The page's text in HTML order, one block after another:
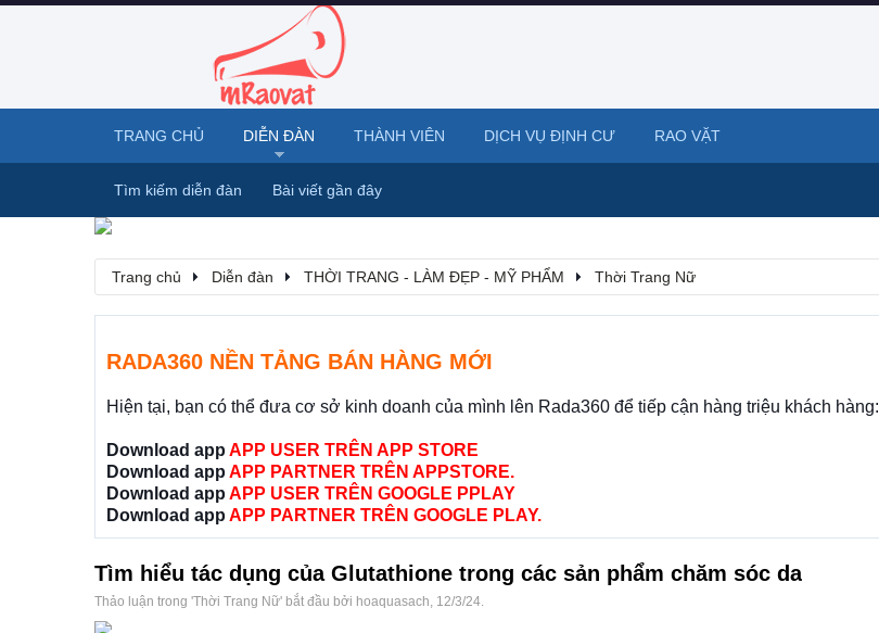
Trang chủ Diễn đàn THỜI TRANG - LÀM ĐẸP - MỸ PHẨM Thời Trang Nữ
RADA360 NỀN TẢNG BÁN HÀNG MỚI
Hiện tại, bạn có thể đưa cơ sở kinh doanh của mình lên Rada360 để tiếp cận hàng triệu khách hàng:
Download app APP USER TRÊN APP STORE
Download app APP PARTNER TRÊN APPSTORE.
Download app APP USER TRÊN GOOGLE PPLAY
Download app APP PARTNER TRÊN GOOGLE PLAY.
Tìm hiểu tác dụng của Glutathione trong các sản phẩm chăm sóc da
Thảo luận trong 'Thời Trang Nữ' bắt đầu bởi hoaquasach, 12/3/24.
TRANG CHỦ DIỄN ĐÀN
Tìm kiếm diễn đàn Bài viết gần đây
THÀNH VIÊN DỊCH VỤ ĐỊNH CƯ RAO VẶT